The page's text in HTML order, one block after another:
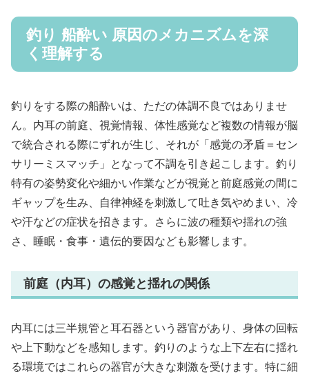
釣り 船酔い 原因のメカニズムを深
く理解する
釣りをする際の船酔いは、ただの体調不良ではありませ
ん。内耳の前庭、視覚情報、体性感覚など複数の情報が脳
で統合される際にずれが生じ、それが「感覚の矛盾＝セン
サリーミスマッチ」となって不調を引き起こします。釣り
特有の姿勢変化や細かい作業などが視覚と前庭感覚の間に
ギャップを生み、自律神経を刺激して吐き気やめまい、冷
や汗などの症状を招きます。さらに波の種類や揺れの強
さ、睡眠・食事・遺伝的要因なども影響します。
前庭（内耳）の感覚と揺れの関係
内耳には三半規管と耳石器という器官があり、身体の回転
や上下動などを感知します。釣りのような上下左右に揺れ
る環境ではこれらの器官が大きな刺激を受けます。特に細